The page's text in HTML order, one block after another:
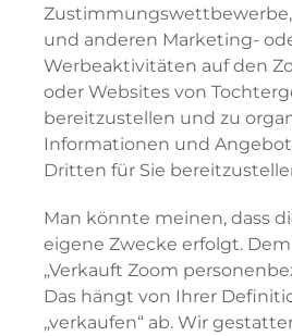
und anderen Marketing-
Werbeaktivitäten auf den
oder Websites von
bereitzustellen und zu
Informationen und
Dritten für Sie
Man könnte meinen, dass
eigene Zwecke erfolgt.
„Verkauft Zoom
Das hängt von Ihrer
„verkaufen“ ab. Wir